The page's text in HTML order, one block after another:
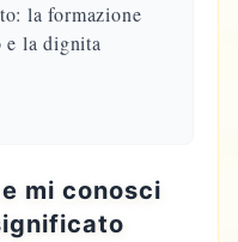
la formazione
e la dignita
mi conosci